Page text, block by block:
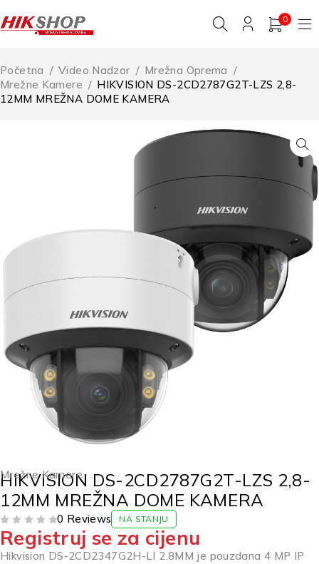
0
Početna / Video Nadzor / Mrežna Oprema /
Mrežne Kamere / HIKVISION DS-2CD2787G2T-LZS 2,8-
12MM MREŽNA DOME KAMERA
Mrežne Kamere
HIKVISION DS-2CD2787G2T-LZS 2,8-
12MM MREŽNA DOME KAMERA
0 Reviews NA STANJU
Registruj se za cijenu
Hikvision DS-2CD2347G2H-LI 2.8MM je pouzdana 4 MP IP